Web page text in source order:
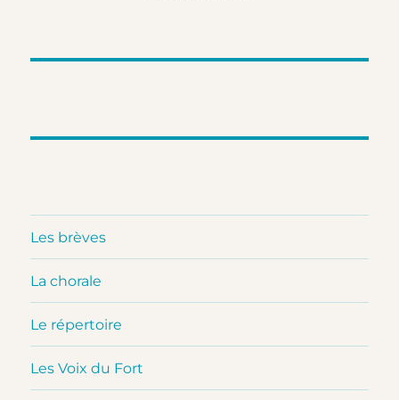
Les brèves
La chorale
Le répertoire
Les Voix du Fort